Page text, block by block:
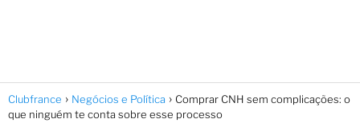
Clubfrance Negócios e Política
Comprar CNH sem complicações: o
que ninguém te conta sobre esse processo